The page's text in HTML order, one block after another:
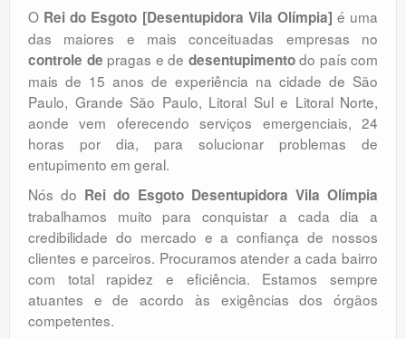
O Rei do Esgoto [Desentupidora Vila Olímpia] é uma
das maiores e mais conceituadas empresas no
controle de pragas e de desentupimentodo país com
mais de 15 anos de experiência na cidade de São
Paulo, Grande São Paulo, Litoral Sul e Litoral Norte,
aonde vem oferecendo serviços emergenciais, 24
horas por dia, para solucionar problemas de
entupimento em geral.
Nós do Rei do Esgoto Desentupidora Vila Olímpia
trabalhamos muito para conquistar a cada dia a
credibilidade do mercado e a confiança de nossos
clientes e parceiros. Procuramos atender a cada bairro
com total rapidez e eficiência. Estamos sempre
atuantes e de acordo às exigências dos órgãos
competentes.